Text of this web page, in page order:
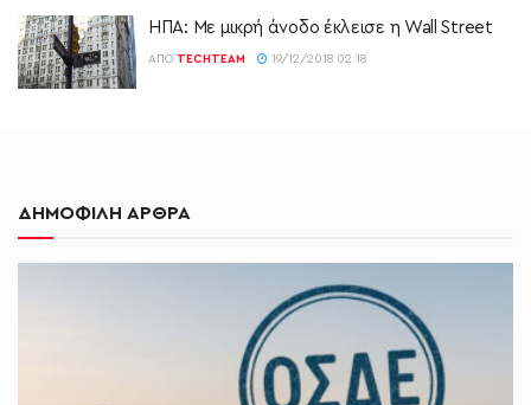
ΗΠΑ: Με μικρή άνοδο έκλεισε η Wall Street
ΑΠΌ TECHTEAM 19/12/2018 02:18
ΔΗΜΟΦΙΛΗ ΑΡΘΡΑ